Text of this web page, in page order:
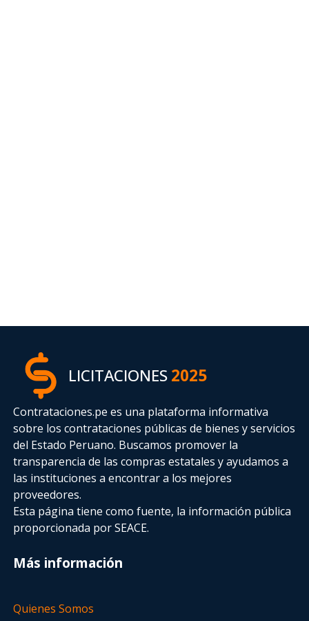
LICITACIONES2025
Contrataciones.pe es una plataforma informativa
sobre los contrataciones públicas de bienes y servicios
del Estado Peruano. Buscamos promover la
transparencia de las compras estatalesy ayudamos a
las instituciones a encontrar a los mejores
proveedores.
Esta página tiene como fuente, la información pública
proporcionada por SEACE.
Más información
Quienes Somos